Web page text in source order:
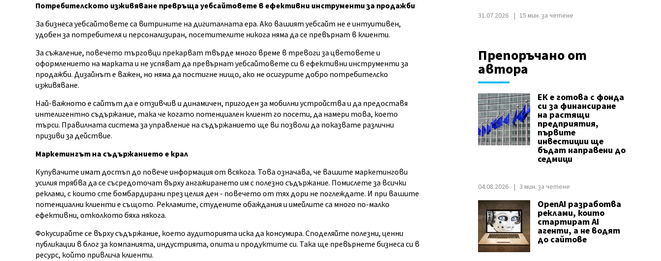
Потребителското изживяване превръща уебсайтовете в ефективни инструменти за продажби
За бизнеса уебсайтовете са витрините на дигиталната ера. Ако вашият уебсайт не е интуитивен,
удобен за потребителя и персонализиран, посетителите никога няма да се превърнат в клиенти.
За съжаление, повечето търговци прекарват твърде много време в тревоги за цветовете и
оформлението на марката и не успяват да превърнат уебсайтовете си в ефективни инструменти за
продажби. Дизайнът е важен, но няма да постигне нищо, ако не осигурите добро потребителско
изживяване.
Най-важното е сайтът да е отзивчив и динамичен, пригоден за мобилни устройства и да предоставя
интелигентно съдържание, така че когато потенциален клиент го посети, да намери това, което
търси. Правилната система за управление на съдържанието ще ви позволи да показвате различни
призиви за действие.
Маркетингът на съдържанието е крал
Купувачите имат достъп до повече информация от всякога. Това означава, че вашите маркетингови
усилия трябва да се съсредоточат върху ангажирането им с полезно съдържание. Помислете за всички
реклами, с които сте бомбардирани през целия ден - повечето от тях дори не поглеждате. И при вашите
потенциални клиенти е същото. Рекламите, студените обаждания и имейлите са много по-малко
ефективни, отколкото бяха някога.
Фокусирайте се върху съдържание, което аудиторията иска да консумира. Споделяйте полезни, ценни
публикации в блог за компанията, индустрията, опита и продуктите си. Така ще превърнете бизнеса си в
ресурс, който привлича клиенти.
31.07.2026 15 мин. за четене
Препоръчано от
автора
ЕК е готова с фонда
си за финансиране
на растящи
предприятия,
първите
инвестиции ще
бъдат направени до
седмици
04.08.2026 3 мин. за четене
OpenAI разработва
реклами, които
стартират AI
агенти, а не водят
до сайтове